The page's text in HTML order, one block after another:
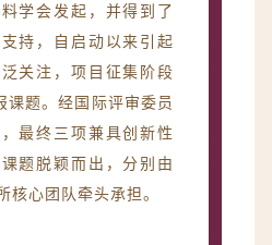
学会发起，并得到了
持，自启动以来引起
关注，项目征集阶段
课题。经国际评审委员
最终三项兼具创新性
题脱颖而出，分别由
核心团队牵头承担。